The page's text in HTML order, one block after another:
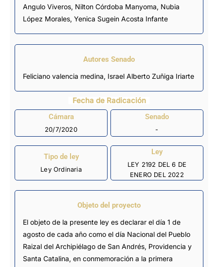
Angulo Viveros, Nilton Córdoba Manyoma, Nubia
López Morales, Yenica Sugein Acosta Infante
Autores Senado
Feliciano valencia medina, Israel Alberto Zuñiga Iriarte
Fecha de Radicación
Cámara
20/7/2020
Senado
-
Tipo de ley
Ley Ordinaria
Ley
LEY 2192 DEL 6 DE
ENERO DEL 2022
Objeto del proyecto
El objeto de la presente ley es declarar el día 1 de
agosto de cada año como el día Nacional del Pueblo
Raizal del Archipiélago de San Andrés, Providencia y
Santa Catalina, en conmemoración a la primera